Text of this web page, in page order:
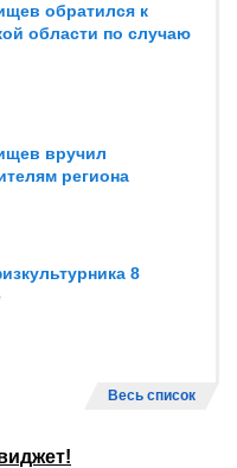
обратился к
области по случаю
вручил
региона
8
Весь список